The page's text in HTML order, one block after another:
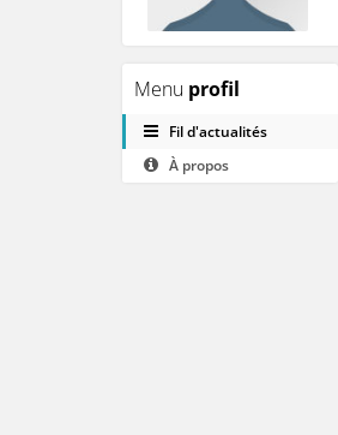
Menu profil
Fil d'actualités
À propos